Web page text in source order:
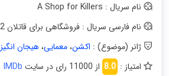
نام سریال : A Shop for Killers
نام فارسی سریال : فروشگاهی برای قاتلان 2
ژانر (موضوع) : اکشن،معمایی،هیجان انگیز
امتیاز : 8.0 از 11000 رای در سایت
IMDb